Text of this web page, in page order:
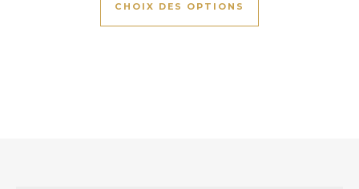
CHOIX DES OPTIONS